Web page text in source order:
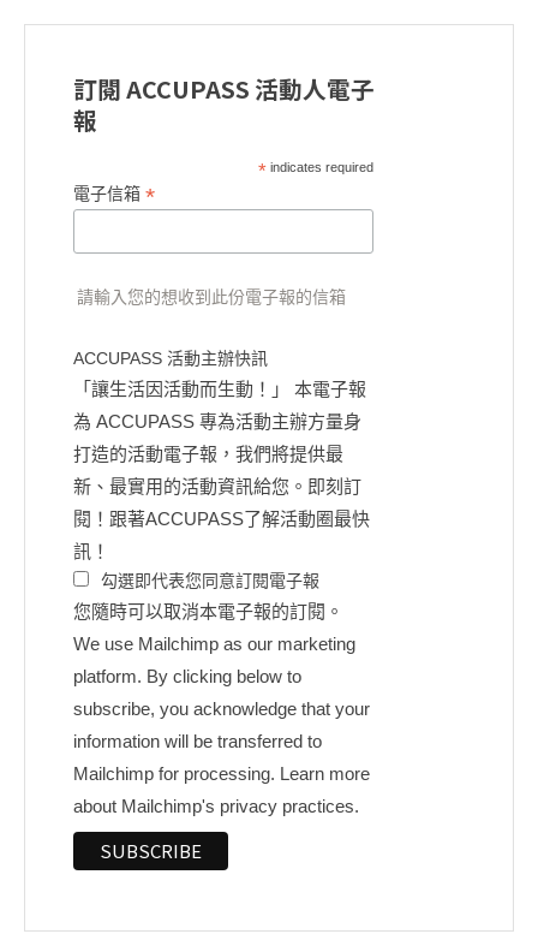
訂閱 ACCUPASS 活動人電子
報
*indicates required
電子信箱 *
請輸入您的想收到此份電子報的信箱
ACCUPASS 活動主辦快訊
「讓生活因活動而生動！」 本電子報
為 ACCUPASS 專為活動主辦方量身
打造的活動電子報，我們將提供最
新、最實用的活動資訊給您。即刻訂
閱！跟著ACCUPASS了解活動圈最快
訊！
勾選即代表您同意訂閱電子報
您隨時可以取消本電子報的訂閱。
We use Mailchimp as our marketing
platform. By clicking below to
subscribe, you acknowledge that your
information will be transferred to
Mailchimp for processing. Learn more
about Mailchimp's privacy practices.